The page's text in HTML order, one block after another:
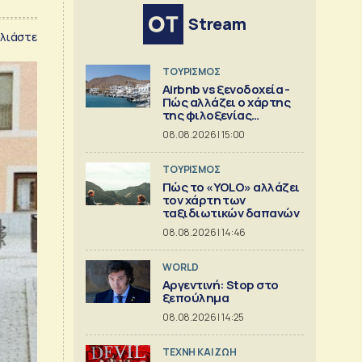
Stream
ΤΟΥΡΙΣΜΟΣ
Airbnb vs ξενοδοχεία -
Πώς αλλάζει ο χάρτης
της φιλοξενίας
[γραφήματα]
08.08.2026 | 15:00
ΤΟΥΡΙΣΜΟΣ
Πώς το «YOLO» αλλάζει
τον χάρτη των
ταξιδιωτικών δαπανών
08.08.2026 | 14:46
WORLD
Αργεντινή: Stop στο
ξεπούλημα
08.08.2026 | 14:25
TΕΧΝΗ ΚΑΙ ΖΩΗ